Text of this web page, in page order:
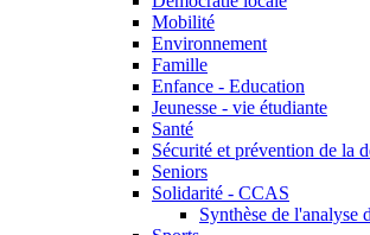
Mobilité
Environnement
Famille
Enfance - Education
Jeunesse - vie étudiante
Santé
Sécurité et prévention de la
Seniors
Solidarité - CCAS
Synthèse de l'analyse